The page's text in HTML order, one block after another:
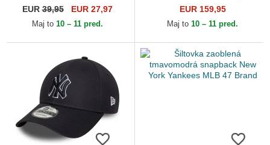
Queen The Farm Lady Balls
The Farm Goorin Bros.
EUR39,95 EUR 27,97
Maj to 10 – 11 pred.
9TWENTY Suede New York
Yankees MLB New Era
EUR 159,95
Maj to 10 – 11 pred.